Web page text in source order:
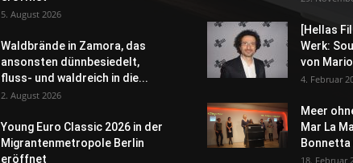
5. August 2026
Waldbrände in Zamora, das
ansonsten dünnbesiedelt,
fluss- und waldreich in die...
2. August 2026
Young Euro Classic 2026 in der
Migrantenmetropole Berlin
eröffnet
[Hellas
Werk:
von
4. Februar
Meer
Mar La
Bonnetta
18. Februar